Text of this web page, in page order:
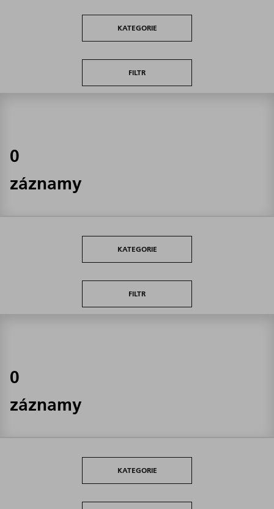
KATEGORIE
FILTR
0
záznamy
KATEGORIE
FILTR
0
záznamy
KATEGORIE